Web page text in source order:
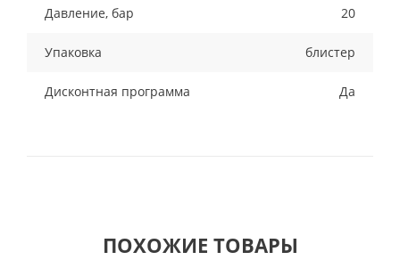
Давление, бар 20
Упаковка блистер
Дисконтная программа Да
ПОХОЖИЕ ТОВАРЫ